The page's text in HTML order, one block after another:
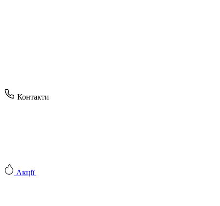
Контакти
Акції